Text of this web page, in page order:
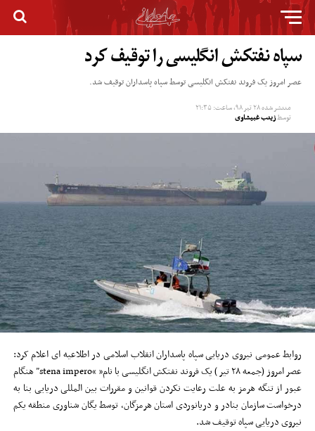
سپاه نفتکش انگلیسی را توقیف کرد
عصر امروز یک فروند نفتکش انگلیسی توسط سپاه پاسداران توقیف شد.
منتشر شده۲۸ تیر ۹۸, ساعت: ۲۱:۳۵
توسطزینب غبیشاوی
روابط عمومی نیروی دریایی سپاه پاسداران انقلاب اسلامی در اطلاعیه ای اعلام کرد:
عصر امروز (جمعه ۲۸ تیر ) یک فروند نفتکش انگلیسی با نام” “stena impero” هنگام
عبور از تنگه هرمز به علت رعایت نکردن قوانین و مقررات بین المللی دریایی بنا به
درخواست سازمان بنادر و دریانوردی استان هرمزگان، توسط یگان شناوری منطقه یکم
نیروی دریایی سپاه توقیف شد.